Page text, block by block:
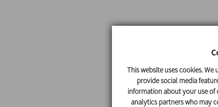
This website uses cookies.
provide social media
information about your use of
analytics partners who may